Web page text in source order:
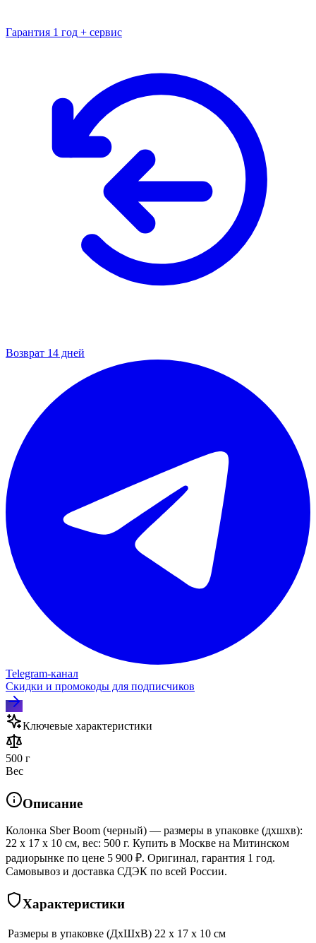
Гарантия 1 год + сервис
Возврат 14 дней
Telegram‑канал
Скидки и промокоды для подписчиков
Ключевые характеристики
500 г
Вес
Описание
Колонка Sber Boom (черный) — размеры в упаковке (дхшхв):
22 x 17 x 10 см, вес: 500 г. Купить в Москве на Митинском
радиорынке по цене 5 900 ₽. Оригинал, гарантия 1 год.
Самовывоз и доставка СДЭК по всей России.
Характеристики
Размеры в упаковке (ДхШхВ) 22 x 17 x 10 см